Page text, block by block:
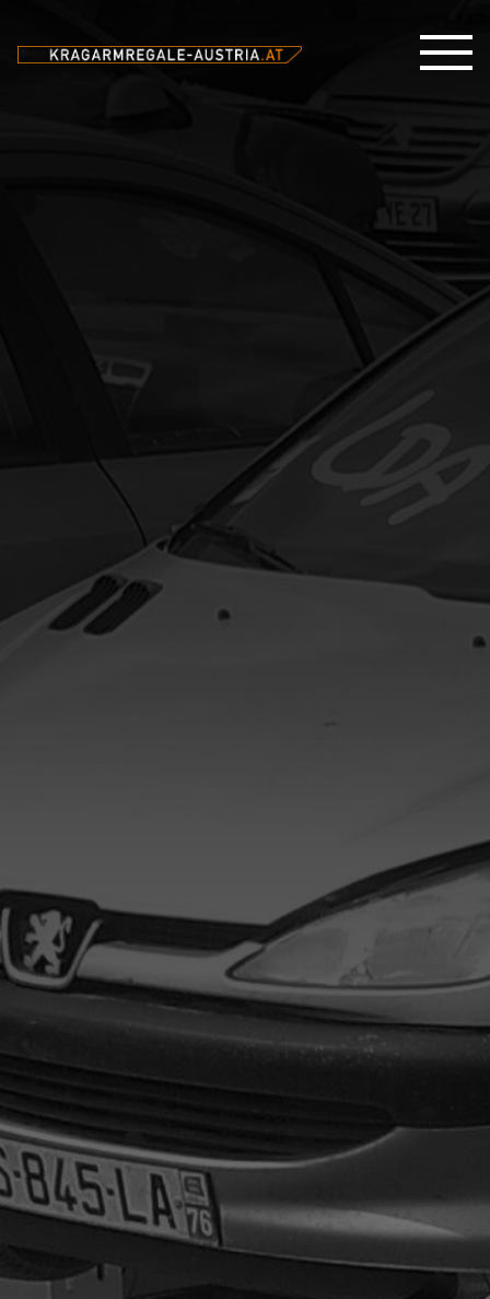
Für alle Fragen rund um Lagertechnik und Regalsysteme, oder
wenn Sie ein individuelles Angebot wünschen, zögern Sie nicht
uns zu kontaktieren.